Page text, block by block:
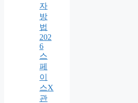
자
방
법
202
6
스
페
이
스X
관